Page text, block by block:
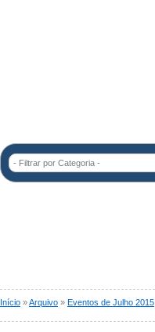
- Filtrar por Categoria -
Início »Arquivo » Eventos de Julho 2015